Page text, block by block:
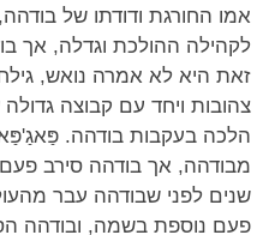
אמו החורגת ודודתו של
לקהילה ההולכת וגדלה, אך
זאת היא לא אמרה נואש,
צהובות ויחד עם קבוצה
הלכה בעקבות בודהה.
מבודהה, אך בודהה סירב
שנים לפני שבודהה עבר
פעם נוספת בשמה, ובודהה